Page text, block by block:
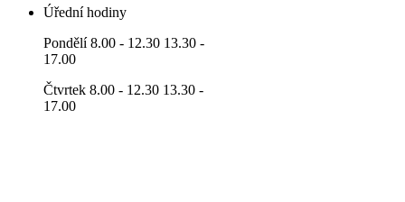
Úřední hodiny
Pondělí 8.00 - 12.30 13.30 -
17.00
Čtvrtek 8.00 - 12.30 13.30 -
17.00